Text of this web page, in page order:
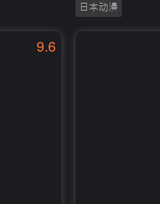
日本动漫
9.6